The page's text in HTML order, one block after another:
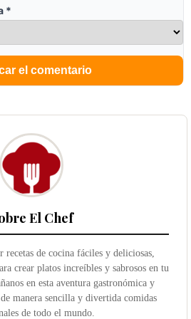
*
El Chef
recetas de cocina fáciles y deliciosas,
crear platos increíbles y sabrosos en tu
en esta aventura gastronómica y
manera sencilla y divertida comidas
de todo el mundo.